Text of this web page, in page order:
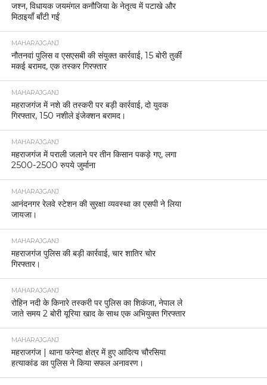
जश्न, विधायक जयमंगल कनौजिया के नेतृत्व में पटाखे और
मिठाइयाँ बाँटी गईं
MAHARAJGANJ
नौतनवां पुलिस व एसएसबी की संयुक्त कार्रवाई, 15 बोरी तुर्की
मकई बरामद, एक तस्कर गिरफ्तार
MAHARAJGANJ
महराजगंज में नशे की तस्करी पर बड़ी कार्रवाई, दो युवक
गिरफ्तार, 150 नशीले इंजेक्शन बरामद।
MAHARAJGANJ
महराजगंज में पराली जलाने पर तीन किसान पकड़े गए, लगा
2500-2500 रुपये जुर्माना
MAHARAJGANJ
आनंदनगर रेलवे स्टेशन की सुरक्षा व्यवस्था का एसपी ने लिया
जायजा।
MAHARAJGANJ
महराजगंज पुलिस की बड़ी कार्रवाई, चार शातिर चोर
गिरफ्तार।
MAHARAJGANJ
रोहिन नदी के किनारे तस्करी पर पुलिस का शिकंजा, नेपाल ले
जाते समय 2 बोरी यूरिया खाद के साथ एक अभियुक्त गिरफ्तार
MAHARAJGANJ
महराजगंज | थाना फरेन्दा क्षेत्र में हुए आदित्य चौरसिया
हत्याकांड का पुलिस ने किया सफल अनावरण।